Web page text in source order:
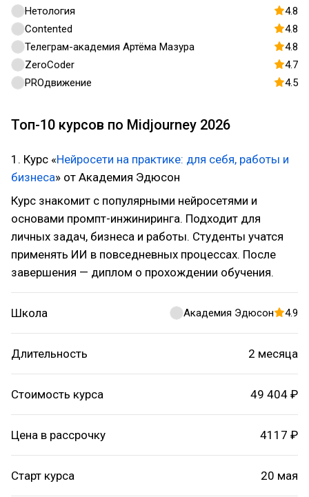
Нетология
4.8
Contented
4.8
Телеграм-академия Артёма Мазура
4.8
ZeroCoder
4.7
PROдвижение
4.5
Топ-10 курсов по Midjourney 2026
1. Курс «Нейросети на практике: для себя, работы и
бизнеса» от Академия Эдюсон
Курс знакомит с популярными нейросетями и
основами промпт-инжиниринга. Подходит для
личных задач, бизнеса и работы. Студенты учатся
применять ИИ в повседневных процессах. После
завершения — диплом о прохождении обучения.
Школа Академия Эдюсон 4.9
Длительность 2 месяца
Стоимость курса 49 404 ₽
Цена в рассрочку 4117 ₽
Старт курса 20 мая